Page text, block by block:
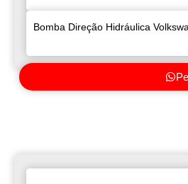
Bomba Direção Hidráulica